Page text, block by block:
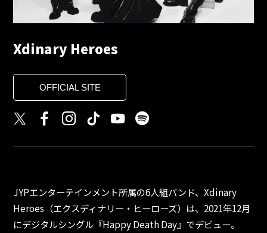
Xdinary Heroes
OFFICIAL SITE
JYPエンターテインメント所属の6人組バンド、Xdinary
Heroes（エクスディナリー・ヒーローズ）は、2021年12月
にデジタルシングル『Happy Death Day』でデビュー。